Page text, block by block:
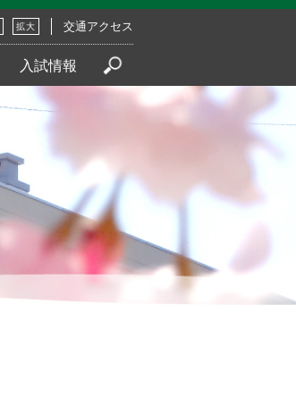
拡大 交通アクセス
入試情報